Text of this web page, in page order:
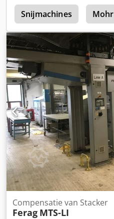
Snijmachines Mohr
Compensatie van Stacker
Ferag MTS-LI